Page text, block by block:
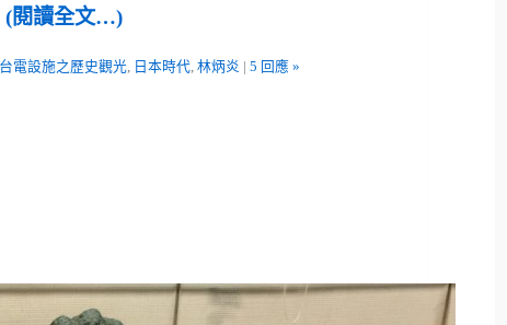
(閱讀全文…)
台電設施之歷史觀光, 日本時代, 林炳炎 5 回應 »